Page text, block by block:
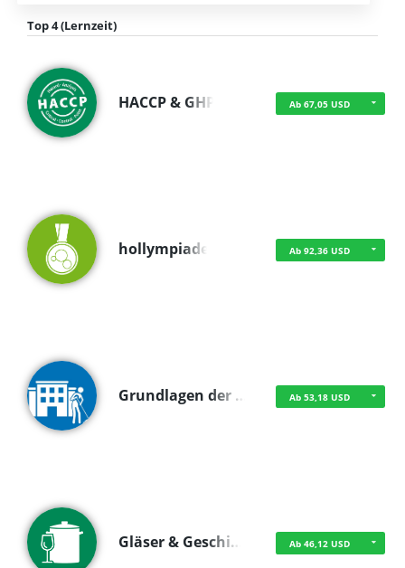
Top 4 (Lernzeit)
HACCP & GHP Ab 67,05 USD
hollympiade Ab 92,36 USD
Grundlagen der … Ab 53,18 USD
Gläser & Geschi… Ab 46,12 USD